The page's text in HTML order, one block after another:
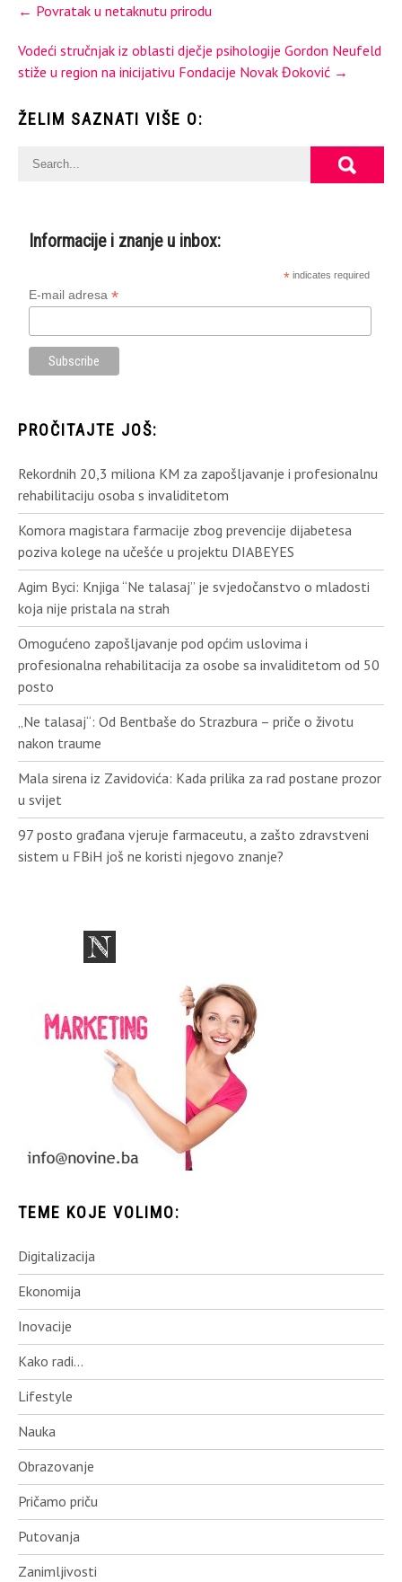
navigation
← Povratak u netaknutu prirodu
Vodeći stručnjak iz oblasti dječje psihologije Gordon Neufeld
stiže u region na inicijativu Fondacije Novak Đoković →
ŽELIM SAZNATI VIŠE O:
Informacije i znanje u inbox:
* indicates required
E-mail adresa*
PROČITAJTE JOŠ:
Rekordnih 20,3 miliona KM za zapošljavanje i profesionalnu
rehabilitaciju osoba s invaliditetom
Komora magistara farmacije zbog prevencije dijabetesa
poziva kolege na učešće u projektu DIABEYES
Agim Byci: Knjiga “Ne talasaj” je svjedočanstvo o mladosti
koja nije pristala na strah
Omogućeno zapošljavanje pod općim uslovima i
profesionalna rehabilitacija za osobe sa invaliditetom od 50
posto
„Ne talasaj“: Od Bentbaše do Strazbura – priče o životu
nakon traume
Mala sirena iz Zavidovića: Kada prilika za rad postane prozor
u svijet
97 posto građana vjeruje farmaceutu, a zašto zdravstveni
sistem u FBiH još ne koristi njegovo znanje?
TEME KOJE VOLIMO:
Digitalizacija
Ekonomija
Inovacije
Kako radi…
Lifestyle
Nauka
Obrazovanje
Pričamo priču
Putovanja
Zanimljivosti